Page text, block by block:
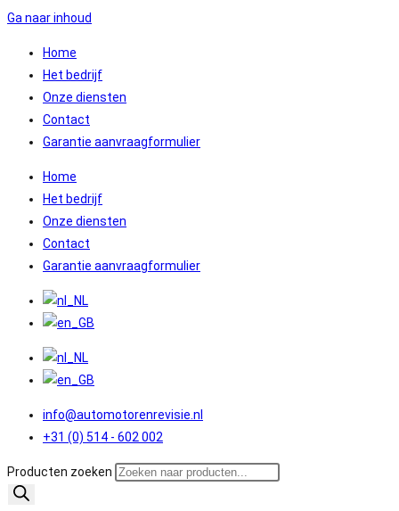
Ga naar inhoud
Home
Het bedrijf
Onze diensten
Contact
Garantie aanvraagformulier
Home
Het bedrijf
Onze diensten
Contact
Garantie aanvraagformulier
info@automotorenrevisie.nl
+31 (0) 514 - 602 002
Producten zoeken